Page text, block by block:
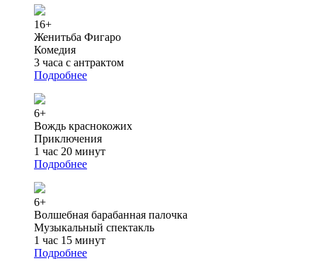
16+
Женитьба Фигаро
Комедия
3 часа с антрактом
Подробнее
6+
Вождь краснокожих
Приключения
1 час 20 минут
Подробнее
6+
Волшебная барабанная палочка
Музыкальный спектакль
1 час 15 минут
Подробнее